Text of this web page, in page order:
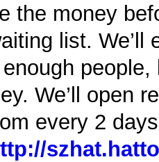
the money
list.
We’ll open
every 2